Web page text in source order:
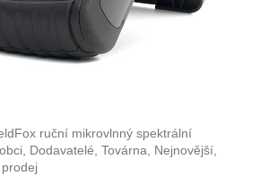
ruční mikrovlnný spektrální
Dodavatelé, Továrna, Nejnovější,